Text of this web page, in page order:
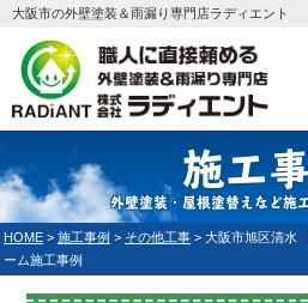
大阪市の外壁塗装＆雨漏り専門店ラディエント
施工
外壁塗装・屋根塗替えなど施
HOME > 施工事例 > その他工事 > 大阪市旭区清水
ーム施工事例